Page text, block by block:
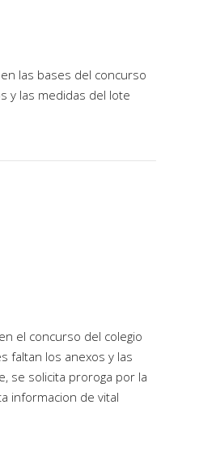
las bases del concurso
y las medidas del lote
el concurso del colegio
faltan los anexos y las
se solicita proroga por la
informacion de vital